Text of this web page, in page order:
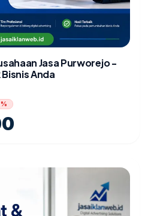
Jasa Purworejo -
Anda